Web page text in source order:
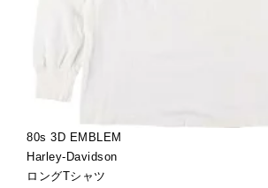
80s 3D EMBLEM
Harley-Davidson
ロングTシャツ